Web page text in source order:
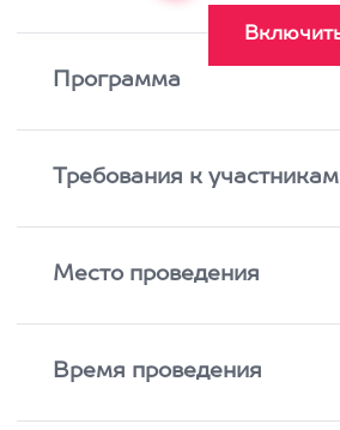
Программа
Требования к участникам
Место проведения
Время проведения